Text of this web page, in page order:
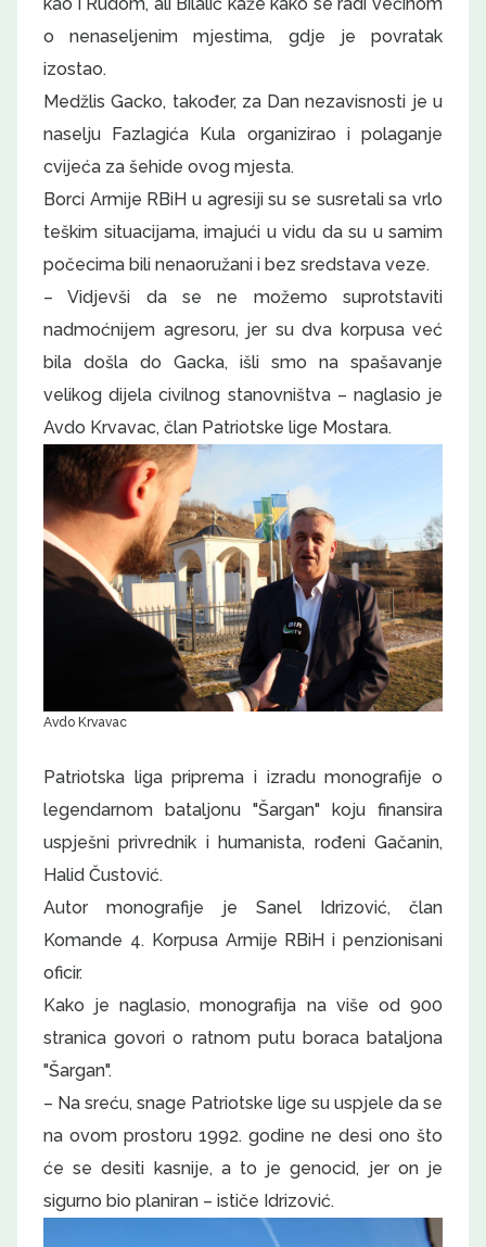
kao i Rudom, ali Bilalić kaže kako se radi većinom
o nenaseljenim mjestima, gdje je povratak
izostao.
Medžlis Gacko, također, za Dan nezavisnosti je u
naselju Fazlagića Kula organizirao i polaganje
cvijeća za šehide ovog mjesta.
Borci Armije RBiH u agresiji su se susretali sa vrlo
teškim situacijama, imajući u vidu da su u samim
počecima bili nenaoružani i bez sredstava veze.
– Vidjevši da se ne možemo suprotstaviti
nadmoćnijem agresoru, jer su dva korpusa već
bila došla do Gacka, išli smo na spašavanje
velikog dijela civilnog stanovništva – naglasio je
Avdo Krvavac, član Patriotske lige Mostara.
Avdo Krvavac
Patriotska liga priprema i izradu monografije o
legendarnom bataljonu "Šargan" koju finansira
uspješni privrednik i humanista, rođeni Gačanin,
Halid Čustović.
Autor monografije je Sanel Idrizović, član
Komande 4. Korpusa Armije RBiH i penzionisani
oficir.
Kako je naglasio, monografija na više od 900
stranica govori o ratnom putu boraca bataljona
"Šargan".
– Na sreću, snage Patriotske lige su uspjele da se
na ovom prostoru 1992. godine ne desi ono što
će se desiti kasnije, a to je genocid, jer on je
sigurno bio planiran – ističe Idrizović.